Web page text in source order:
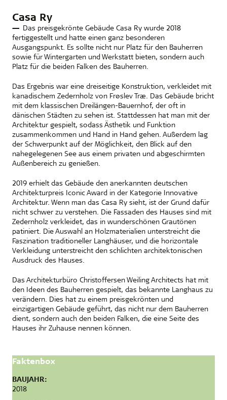
Casa Ry
Das preisgekrönte Gebäude Casa Ry wurde 2018
fertiggestellt und hatte einen ganz besonderen
Ausgangspunkt. Es sollte nicht nur Platz für den Bauherren
sowie für Wintergarten und Werkstatt bieten, sondern auch
Platz für die beiden Falken des Bauherren.
Das Ergebnis war eine dreiseitige Konstruktion, verkleidet mit
kanadischem Zedernholz von Frøslev Træ. Das Gebäude bricht
mit dem klassischen Dreilängen-Bauernhof, der oft in
dänischen Städten zu sehen ist. Stattdessen hat man mit der
Architektur gespielt, sodass Ästhetik und Funktion
zusammenkommen und Hand in Hand gehen. Außerdem lag
der Schwerpunkt auf der Möglichkeit, den Blick auf den
nahegelegenen See aus einem privaten und abgeschirmten
Außenbereich zu genießen.
2019 erhielt das Gebäude den anerkannten deutschen
Architekturpreis Iconic Award in der Kategorie Innovative
Architektur. Wenn man das Casa Ry sieht, ist der Grund dafür
nicht schwer zu verstehen. Die Fassaden des Hauses sind mit
Zedernholz verkleidet, das in wunderschönen Grautönen
patiniert. Die Auswahl an Holzmaterialien unterstreicht die
Faszination traditioneller Langhäuser, und die horizontale
Verkleidung unterstreicht den schlichten architektonischen
Ausdruck des Hauses.
Das Architekturbüro Christoffersen Weiling Architects hat mit
den Ideen des Bauherren gespielt, das bekannte Langhaus zu
verändern. Dies hat zu einem preisgekrönten und
einzigartigen Gebäude geführt, das nicht nur dem Bauherren
dient, sondern auch den beiden Falken, die eine Seite des
Hauses ihr Zuhause nennen können.
Faktenbox
BAUJAHR:
2018